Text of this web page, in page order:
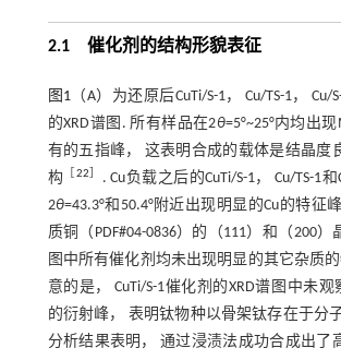
2.1 催化剂的结构形貌表征
图1 （A）为还原后CuTi/S-1， Cu/TS-1， Cu/
的XRD谱图. 所有样品在2θ=5°~25°内均出
有的五指峰， 这表明合成的载体是结晶度
构
22
. Cu负载之后的CuTi/S-1， Cu/TS-1
2θ=43.3°和50.4°附近出现明显的Cu的特征
质铜（PDF#04-0836）的（111）和（200）
图中所有催化剂均未出现明显的其它杂质
意的是， CuTi/S-1催化剂的XRD谱图中未
的衍射峰， 表明钛物种以骨架钛存在于分
分析结果表明， 通过浸渍法成功合成出了